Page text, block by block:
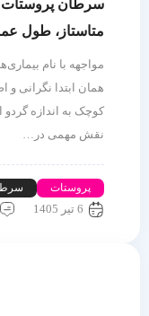
متاستاز، طول
مواجهه با نام
همان ابتدا نگرانی
کوچک به اندازه گردو
نقش مهمی در…
پروستات
6 تیر 1405